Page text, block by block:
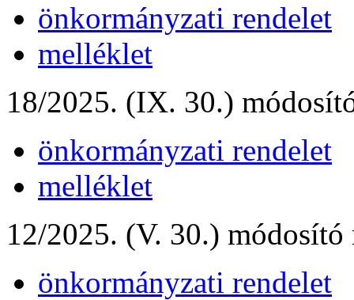
önkormányzati rendelet
melléklet
18/2025. (IX. 30.)
önkormányzati rendelet
melléklet
12/2025. (V. 30.) módosító
önkormányzati rendelet